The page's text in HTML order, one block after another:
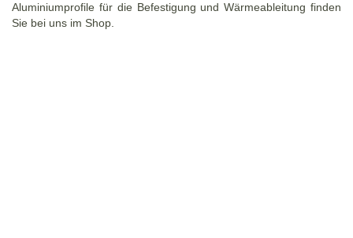
Aluminiumprofile für die Befestigung und Wärmeableitung finden
Sie bei uns im Shop.